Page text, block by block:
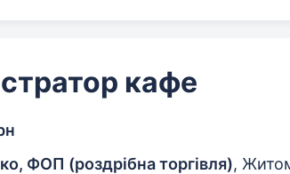
кафе
ФОП (роздрібна торгівля),